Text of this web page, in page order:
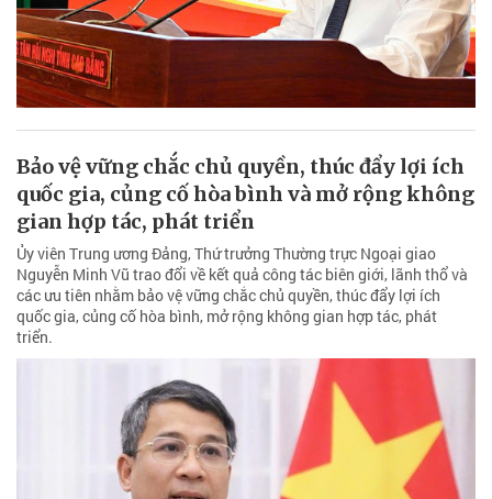
Bảo vệ vững chắc chủ quyền, thúc đẩy lợi ích
quốc gia, củng cố hòa bình và mở rộng không
gian hợp tác, phát triển
Ủy viên Trung ương Đảng, Thứ trưởng Thường trực Ngoại giao
Nguyễn Minh Vũ trao đổi về kết quả công tác biên giới, lãnh thổ và
các ưu tiên nhằm bảo vệ vững chắc chủ quyền, thúc đẩy lợi ích
quốc gia, củng cố hòa bình, mở rộng không gian hợp tác, phát
triển.